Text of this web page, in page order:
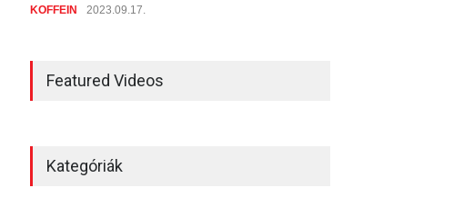
KOFFEIN 2023.09.17.
Featured Videos
Kategóriák